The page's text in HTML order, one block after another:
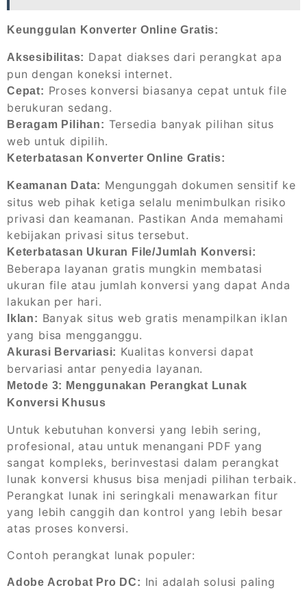
Keunggulan Konverter Online Gratis:
Aksesibilitas: Dapat diakses dari perangkat apa
pun dengan koneksi internet.
Cepat: Proses konversi biasanya cepat untuk file
berukuran sedang.
Beragam Pilihan: Tersedia banyak pilihan situs
web untuk dipilih.
Keterbatasan Konverter Online Gratis:
Keamanan Data: Mengunggah dokumen sensitif ke
situs web pihak ketiga selalu menimbulkan risiko
privasi dan keamanan. Pastikan Anda memahami
kebijakan privasi situs tersebut.
Keterbatasan Ukuran File/Jumlah Konversi:
Beberapa layanan gratis mungkin membatasi
ukuran file atau jumlah konversi yang dapat Anda
lakukan per hari.
Iklan: Banyak situs web gratis menampilkan iklan
yang bisa mengganggu.
Akurasi Bervariasi: Kualitas konversi dapat
bervariasi antar penyedia layanan.
Metode 3: Menggunakan Perangkat Lunak
Konversi Khusus
Untuk kebutuhan konversi yang lebih sering,
profesional, atau untuk menangani PDF yang
sangat kompleks, berinvestasi dalam perangkat
lunak konversi khusus bisa menjadi pilihan terbaik.
Perangkat lunak ini seringkali menawarkan fitur
yang lebih canggih dan kontrol yang lebih besar
atas proses konversi.
Contoh perangkat lunak populer:
Adobe Acrobat Pro DC: Ini adalah solusi paling